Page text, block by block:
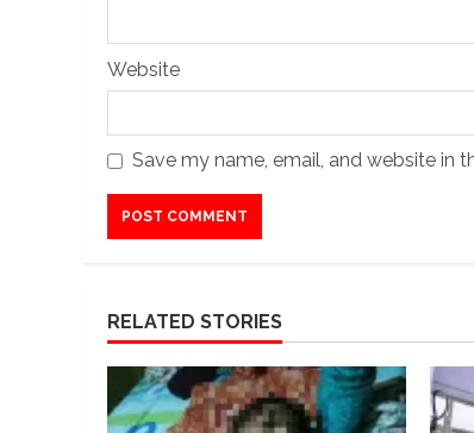
Website
Save my name, email, and website in
RELATED STORIES